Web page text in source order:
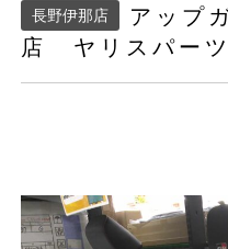
長野伊那店
アップ
店 ヤリスパー